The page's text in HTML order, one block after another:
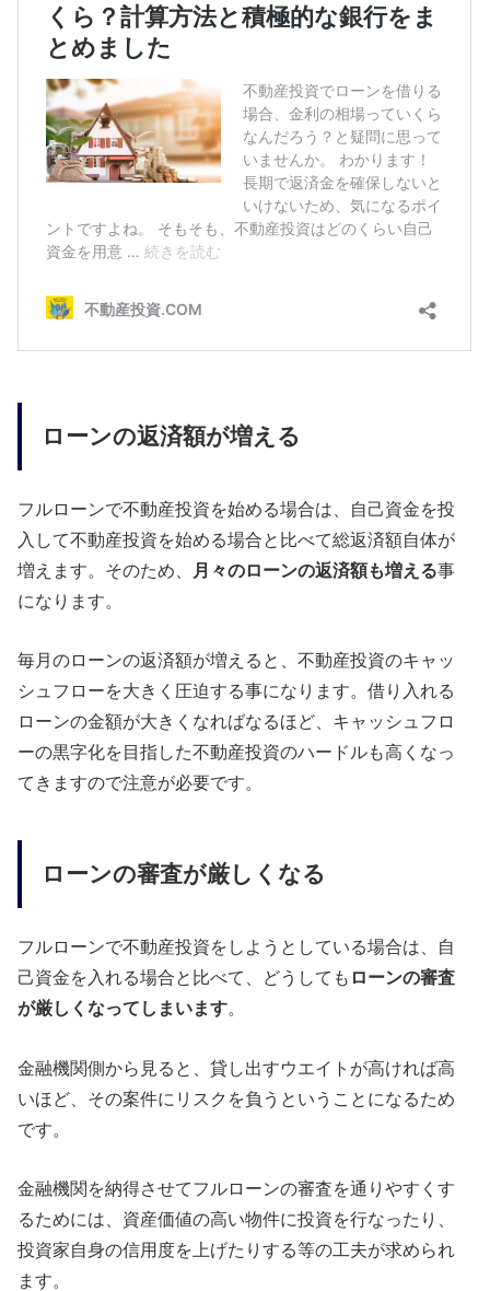
ローンの返済額が増える
フルローンで不動産投資を始める場合は、自己資金を投
入して不動産投資を始める場合と比べて総返済額自体が
増えます。そのため、
月々のローンの返済額も増える事
になります。
毎月のローンの返済額が増えると、不動産投資のキャッ
シュフローを大きく圧迫する事になります。借り入れる
ローンの金額が大きくなればなるほど、キャッシュフロ
ーの黒字化を目指した不動産投資のハードルも高くなっ
てきますので注意が必要です。
ローンの審査が厳しくなる
フルローンで不動産投資をしようとしている場合は、自
己資金を入れる場合と比べて、どうしても ローンの審査
が厳しくなってしまいます。
金融機関側から見ると、貸し出すウエイトが高ければ高
いほど、その案件にリスクを負うということになるため
です。
金融機関を納得させてフルローンの審査を通りやすくす
るためには、資産価値の高い物件に投資を行なったり、
投資家自身の信用度を上げたりする等の工夫が求められ
ます。